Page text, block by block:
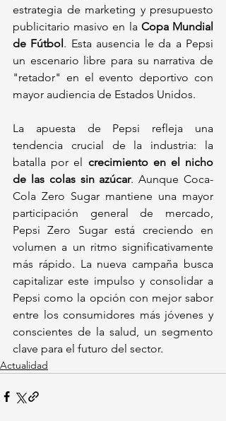
estrategia de marketing y presupuesto
publicitario masivo en la Copa Mundial
de Fútbol. Esta ausencia le da a Pepsi
un escenario libre para su narrativa de
"retador" en el evento deportivo con
mayor audiencia de Estados Unidos.
La apuesta de Pepsi refleja una
tendencia crucial de la industria: la
batalla por el crecimiento en el nicho
de las colas sin azúcar. Aunque Coca-
Cola Zero Sugar mantiene una mayor
participación general de mercado,
Pepsi Zero Sugar está creciendo en
volumen a un ritmo significativamente
más rápido. La nueva campaña busca
capitalizar este impulso y consolidar a
Pepsi como la opción con mejor sabor
entre los consumidores más jóvenes y
conscientes de la salud, un segmento
clave para el futuro del sector.
Actualidad